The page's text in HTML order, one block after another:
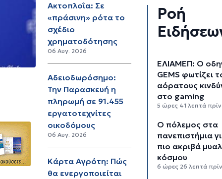
Aκτοπλοΐα: Σε
«πράσινη» ρότα το
σχέδιο
χρηματοδότησης
06 Αυγ. 2026
Αδειοδωρόσημο:
Την Παρασκευή η
πληρωμή σε 91.455
εργατοτεχνίτες
οικοδόμους
06 Αυγ. 2026
Κάρτα Αγρότη: Πώς
θα ενεργοποιείται
Ροή
ΕΛΙΑΜΕΠ: Ο
GEMS φωτίζει
αόρατους
στο gaming
5 ώρες 41 λεπτά πρίν
Ο πόλεμος στα
πανεπιστήμια
πιο ακριβά
κόσμου
6 ώρες 26 λεπτά